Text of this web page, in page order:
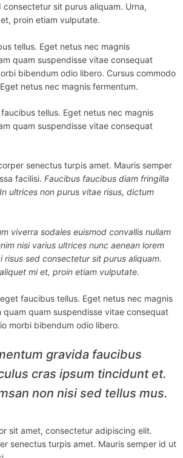
consectetur sit purus aliquam. Urna,
proin etiam vulputate.
tellus. Eget netus nec magnis
quam suspendisse vitae consequat
bibendum odio libero. Cursus commodo
netus nec magnis fermentum.
tellus. Eget netus nec magnis
quam suspendisse vitae consequat
senectus turpis amet. Mauris semper
facilisi. Faucibus faucibus diam fringilla
ultrices non purus vitae risus, dictum
viverra sodales euismod convallis nullam
nisi varius ultrices nunc aenean lorem
risus sed consectetur sit purus aliquam.
mi et, proin etiam vulputate.
faucibus tellus. Eget netus nec magnis
quam quam suspendisse vitae consequat
morbi bibendum odio libero.
gravida faucibus
cras ipsum tincidunt et.
non nisi sed tellus mus.
sit amet, consectetur adipiscing elit.
senectus turpis amet. Mauris semper id ut